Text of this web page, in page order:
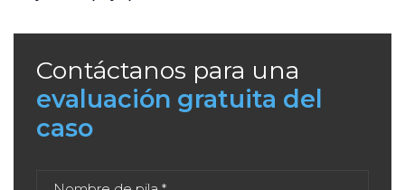
Contáctanos para una
evaluación gratuita del
caso